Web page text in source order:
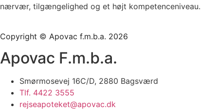
nærvær, tilgængelighed og et højt kompetenceniveau.
Copyright © Apovac f.m.b.a. 2026
Apovac F.m.b.a.
Smørmosevej 16C/D, 2880 Bagsværd
Tlf. 4422 3555
rejseapoteket@apovac.dk